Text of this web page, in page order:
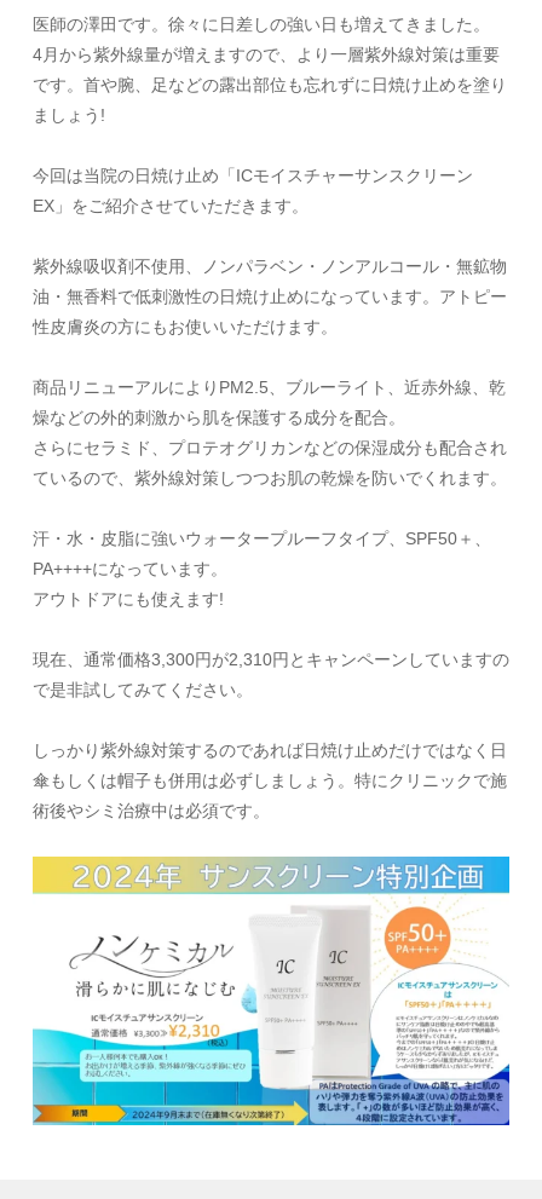
医師の澤田です。徐々に日差しの強い日も増えてきました。
4月から紫外線量が増えますので、より一層紫外線対策は重要
です。首や腕、足などの露出部位も忘れずに日焼け止めを塗り
ましょう!
今回は当院の日焼け止め「ICモイスチャーサンスクリーン
EX」をご紹介させていただきます。
紫外線吸収剤不使用、ノンパラベン・ノンアルコール・無鉱物
油・無香料で低刺激性の日焼け止めになっています。アトピー
性皮膚炎の方にもお使いいただけます。
商品リニューアルによりPM2.5、ブルーライト、近赤外線、乾
燥などの外的刺激から肌を保護する成分を配合。
さらにセラミド、プロテオグリカンなどの保湿成分も配合され
ているので、紫外線対策しつつお肌の乾燥を防いでくれます。
汗・水・皮脂に強いウォータープルーフタイプ、SPF50＋、
PA++++になっています。
アウトドアにも使えます!
現在、通常価格3,300円が2,310円とキャンペーンしていますの
で是非試してみてください。
しっかり紫外線対策するのであれば日焼け止めだけではなく日
傘もしくは帽子も併用は必ずしましょう。特にクリニックで施
術後やシミ治療中は必須です。